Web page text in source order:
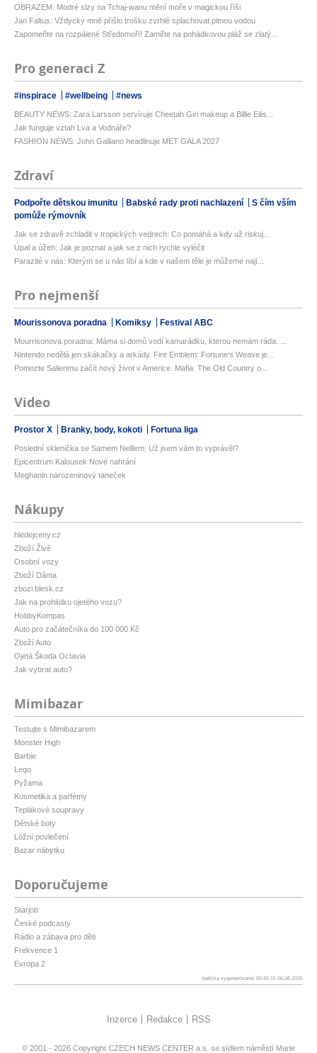
OBRAZEM: Modré slzy na Tchaj-wanu mění moře v magickou říši
Jan Faltus: Vždycky mně přišlo trošku zvrhlé splachovat pitnou vodou
Zapomeňte na rozpálené Středomoří! Zamiřte na pohádkovou pláž se zlatý...
Pro generaci Z
#inspirace #wellbeing #news
BEAUTY NEWS: Zara Larsson servíruje Cheetah Girl makeup a Billie Eilis...
Jak funguje vztah Lva a Vodnáře?
FASHION NEWS: John Galliano headlinuje MET GALA 2027
Zdraví
Podpořte dětskou imunitu Babské rady proti nachlazení
S čím vším
pomůže rýmovník
Jak se zdravě zchladit v tropických vedrech: Co pomáhá a kdy už riskuj...
Úpal a úžeh: Jak je poznat a jak se z nich rychle vyléčit
Parazité v nás: Kterým se u nás líbí a kde v našem těle je můžeme nají...
Pro nejmenší
Mourissonova poradna Komiksy Festival ABC
Mourrisonova poradna: Máma si domů vodí kamarádku, kterou nemám ráda. ...
Nintendo nedělá jen skákačky a arkády. Fire Emblem: Fortune's Weave je...
Pomozte Salierimu začít nový život v Americe. Mafia: The Old Country o...
Video
Prostor X Branky, body, kokoti Fortuna liga
Poslední sklenička se Samem Neillem: Už jsem vám to vyprávěl?
Epicentrum Kalousek Nové nahrání
Meghanin narozeninový taneček
Nákupy
hledejceny.cz
Zboží Živě
Osobní vozy
Zboží Dáma
zbozi.blesk.cz
Jak na prohlídku ojetého vozu?
HobbyKompas
Auto pro začátečníka do 100 000 Kč
Zboží Auto
Ojetá Škoda Octavia
Jak vybrat auto?
Mimibazar
Testujte s Mimibazarem
Monster High
Barbie
Lego
Pyžama
Kosmetika a parfémy
Teplákové soupravy
Dětské boty
Ložní povlečení
Bazar nábytku
Doporučujeme
Starjob
České podcasty
Rádio a zábava pro děti
Frekvence 1
Evropa 2
patička vygenerovaná: 00:30:15 06.08.2026
Inzerce Redakce RSS
© 2001 - 2026 Copyright CZECH NEWS CENTER a.s. se sídlem náměstí Marie